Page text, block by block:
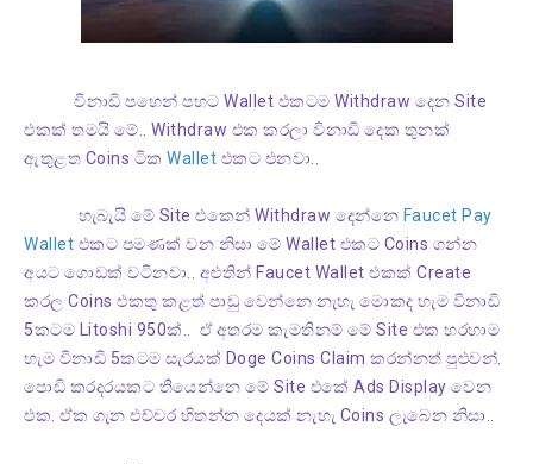
විනාඩි පහෙන් පහට Wallet එකටම Withdraw දෙන Site
එකක් තමයි මේ.. Withdraw එක කරලා විනාඩි දෙක තුනක්
ඇතුළත Coins ටික Wallet එකට එනවා..
හැබැයි මේ Site එකෙන් Withdraw දෙන්නෙ Faucet Pay
Wallet එකට පමණක් වන නිසා මේ Wallet එකට Coins ගන්න
අයට ගොඩක් වටිනවා.. අළුතින් Faucet Wallet එකක් Create
කරල Coins එකතු කළත් පාඩු වෙන්නෙ නැහැ මොකද හැම විනාඩි
5කටම Litoshi 950ක්.. ඒ අතරම කැමතිනම් මේ Site එක හරහාම
හැම විනාඩි 5කටම සැරයක් Doge Coins Claim කරන්නත් පුළුවන්.
පොඩි කරදරයකට තියෙන්නෙ මේ Site එකේ Ads Display වෙන
එක. ඒක ගැන එච්චර හිතන්න දෙයක් නැහැ Coins ලැබෙන නිසා..